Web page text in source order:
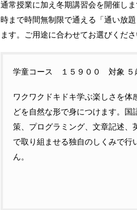
通常授業に加え冬期講習会を開催し
時まで時間無制限で通える「通い放
ます。ご用途に合わせてお選びくださ
学童コース １５９００ 対象 ５
ワクワクドキドキ学ぶ楽しさを
どを自然な形で身につけます。
策、プログラミング、文章記述、
で取り組ませる独自のしくみで行
ん。